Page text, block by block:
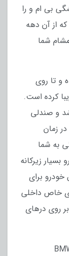
بی ام و را
از آن دهه
شما
و تا روی
کرده است.
و صندلی
زمان
به شما
زیرکانه
برای
های خاص داخلی
روی درهای